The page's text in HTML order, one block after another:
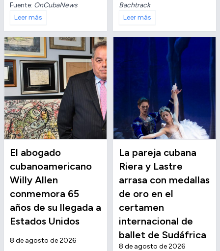
Fuente: OnCubaNews
Leer más
Bachtrack
Leer más
El abogado
cubanoamericano
Willy Allen
conmemora 65
años de su llegada a
Estados Unidos
8 de agosto de 2026
La pareja cubana
Riera y Lastre
arrasa con medallas
de oro en el
certamen
internacional de
ballet de Sudáfrica
8 de agosto de 2026